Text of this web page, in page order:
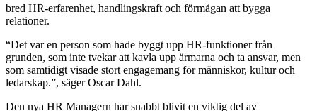
bred HR-erfarenhet, handlingskraft och förmågan att bygga
relationer.
“Det var en person som hade byggt upp HR-funktioner från
grunden, som inte tvekar att kavla upp ärmarna och ta ansvar, men
som samtidigt visade stort engagemang för människor, kultur och
ledarskap.”, säger Oscar Dahl.
Den nya HR Managern har snabbt blivit en viktig del av